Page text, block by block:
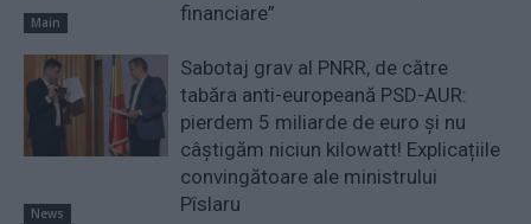
Main
financiare”
News
Sabotaj grav al PNRR, de către
tabăra anti-europeană PSD-AUR:
pierdem 5 miliarde de euro și nu
câștigăm niciun kilowatt! Explicațiile
convingătoare ale ministrului
Pîslaru